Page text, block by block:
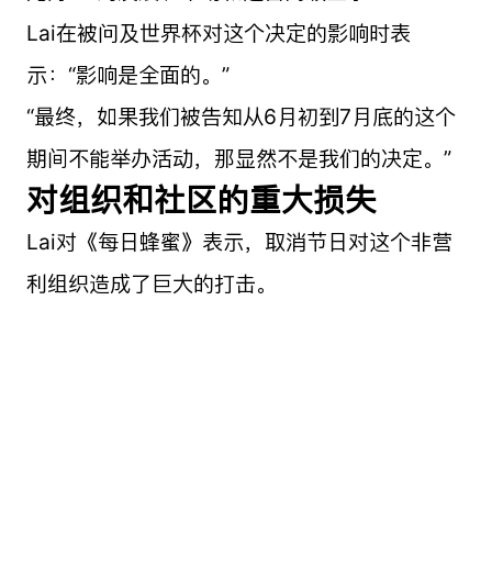
Lai在被问及世界杯对这个决定的影响时表
示：“影响是全面的。”
“最终，如果我们被告知从6月初到7月底的这个
期间不能举办活动，那显然不是我们的决定。”
对组织和社区的重大损失
Lai对《每日蜂蜜》表示，取消节日对这个非营
利组织造成了巨大的打击。